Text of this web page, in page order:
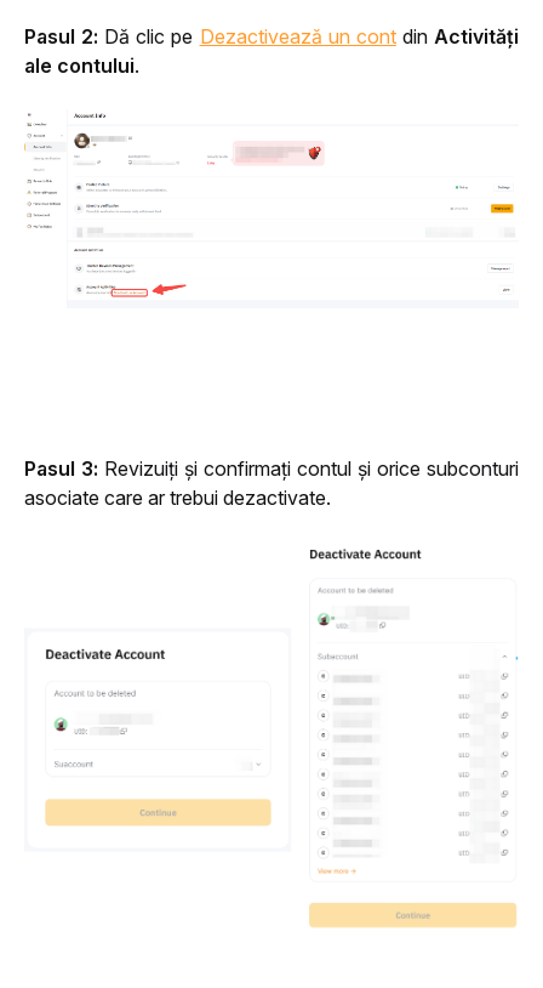
Pasul 2: Dă clic pe Dezactivează un cont din Activități
ale contului.
Pasul 3: Revizuiți și confirmați contul și orice subconturi
asociate care ar trebui dezactivate.